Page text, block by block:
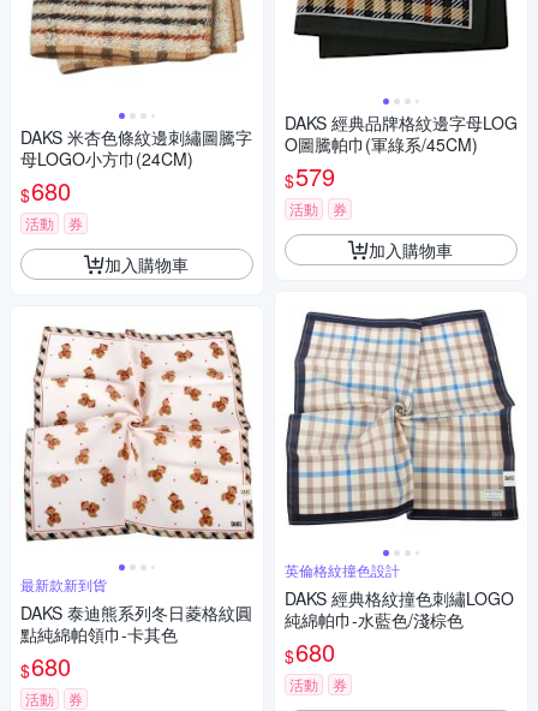
DAKS 米杏色條紋邊刺繡圖騰字
母LOGO小方巾(24CM)
$680
活動 券
加入購物車
最新款新到貨
DAKS 泰迪熊系列冬日菱格紋圓
點純綿帕領巾-卡其色
$680
活動 券
DAKS 經典品牌格紋邊字母LOG
O圖騰帕巾(軍綠系/45CM)
$579
活動 券
加入購物車
英倫格紋撞色設計
DAKS 經典格紋撞色刺繡LOGO
純綿帕巾-水藍色/淺棕色
$680
活動 券